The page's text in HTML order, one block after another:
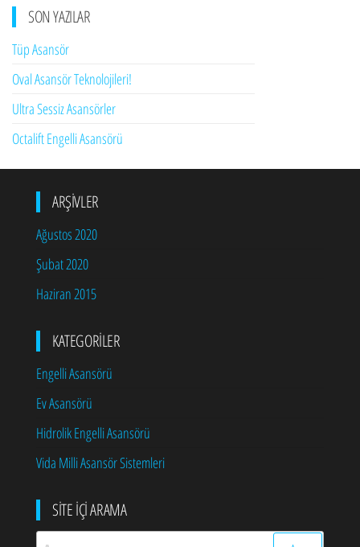
$10.150,00.
SON YAZILAR
Tüp Asansör
Oval Asansör Teknolojileri!
Ultra Sessiz Asansörler
Octalift Engelli Asansörü
ARŞIVLER
Ağustos 2020
Şubat 2020
Haziran 2015
KATEGORILER
Engelli Asansörü
Ev Asansörü
Hidrolik Engelli Asansörü
Vida Milli Asansör Sistemleri
SITE İÇI ARAMA
Arama: